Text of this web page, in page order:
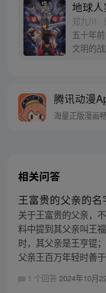
地球
郑九川 ·
五十年
文明的
誓，一
人类的
腾讯动漫
海量正版漫画
相关问答
王富贵的父亲的名
关于王富贵的父亲，
料中提到其父亲叫王
时，其父亲是王亨锟
父亲王百万年轻时善
1 个回答 2024年10月